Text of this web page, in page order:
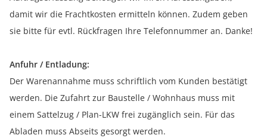
damit wir die Frachtkosten ermitteln können. Zudem geben
sie bitte für evtl. Rückfragen Ihre Telefonnummer an. Danke!
Anfuhr / Entladung:
Der Warenannahme muss schriftlich vom Kunden bestätigt
werden. Die Zufahrt zur Baustelle / Wohnhaus muss mit
einem Sattelzug / Plan-LKW frei zugänglich sein. Für das
Abladen muss Abseits gesorgt werden.